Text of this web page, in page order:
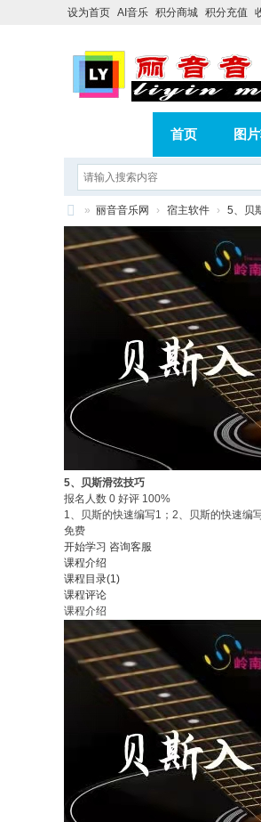
设为首页 AI音乐 积分商城 积分充值
首页 图
相册 分享
» 丽音音乐网 › 宿主软件 › 5、贝
5、贝斯滑弦技巧
报名人数 0 好评 100%
1、贝斯的快速编写1；2、贝斯的快速编
免费
开始学习 咨询客服
课程介绍
课程目录(1)
课程评论
课程介绍